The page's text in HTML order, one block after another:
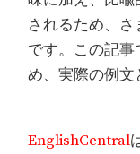
されるため、
です。この記
め、実際の例文
EnglishCentral